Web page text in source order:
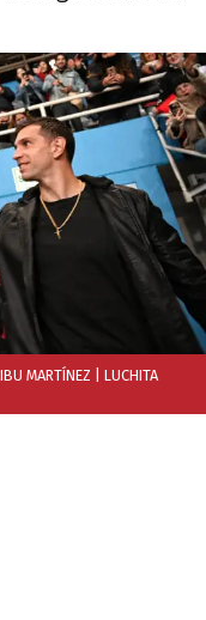
MARTÍNEZ | LUCHITA